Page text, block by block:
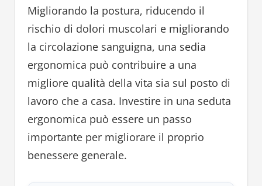
Migliorando la postura, riducendo il
rischio di dolori muscolari e migliorando
la circolazione sanguigna, una sedia
ergonomica può contribuire a una
migliore qualità della vita sia sul posto di
lavoro che a casa. Investire in una seduta
ergonomica può essere un passo
importante per migliorare il proprio
benessere generale.